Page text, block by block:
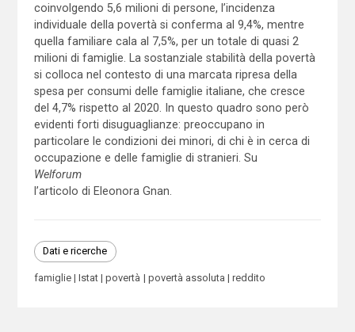
coinvolgendo 5,6 milioni di persone, l’incidenza
individuale della povertà si conferma al 9,4%, mentre
quella familiare cala al 7,5%, per un totale di quasi 2
milioni di famiglie. La sostanziale stabilità della povertà
si colloca nel contesto di una marcata ripresa della
spesa per consumi delle famiglie italiane, che cresce
del 4,7% rispetto al 2020. In questo quadro sono però
evidenti forti disuguaglianze: preoccupano in
particolare le condizioni dei minori, di chi è in cerca di
occupazione e delle famiglie di stranieri. Su
Welforum
l’articolo di Eleonora Gnan.
Dati e ricerche
famiglie Istat povertà povertà assoluta reddito